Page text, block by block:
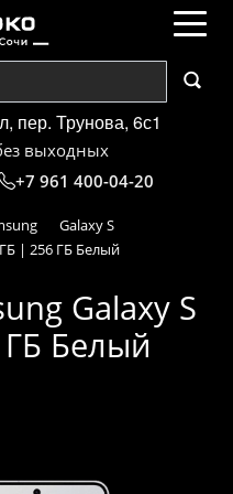
пер. Трунова, 6с1
выходных
+7 961 400-04-20
Galaxy S
| 256 ГБ Белый
Galaxy S
Белый